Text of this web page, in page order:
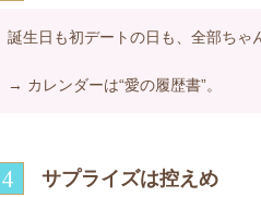
誕生日も初デートの日も、全部ちゃ
→ カレンダーは“愛の履歴書”。
4 サプライズは控えめ